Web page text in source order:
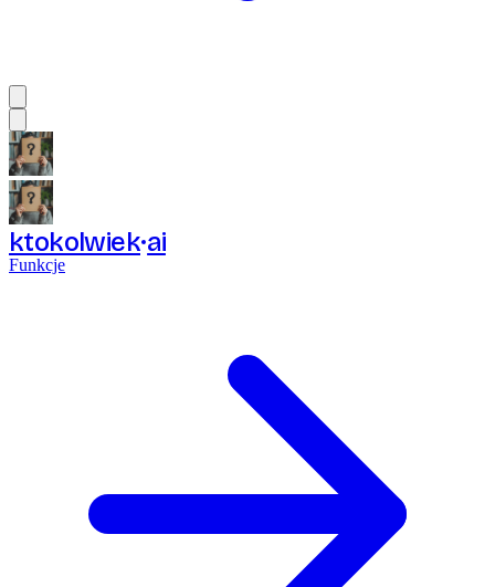
ktokolwiek ai
Funkcje